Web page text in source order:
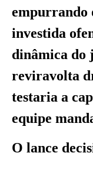
empurrando
investida
dinâmica do
reviravolta
testaria a
equipe
O lance